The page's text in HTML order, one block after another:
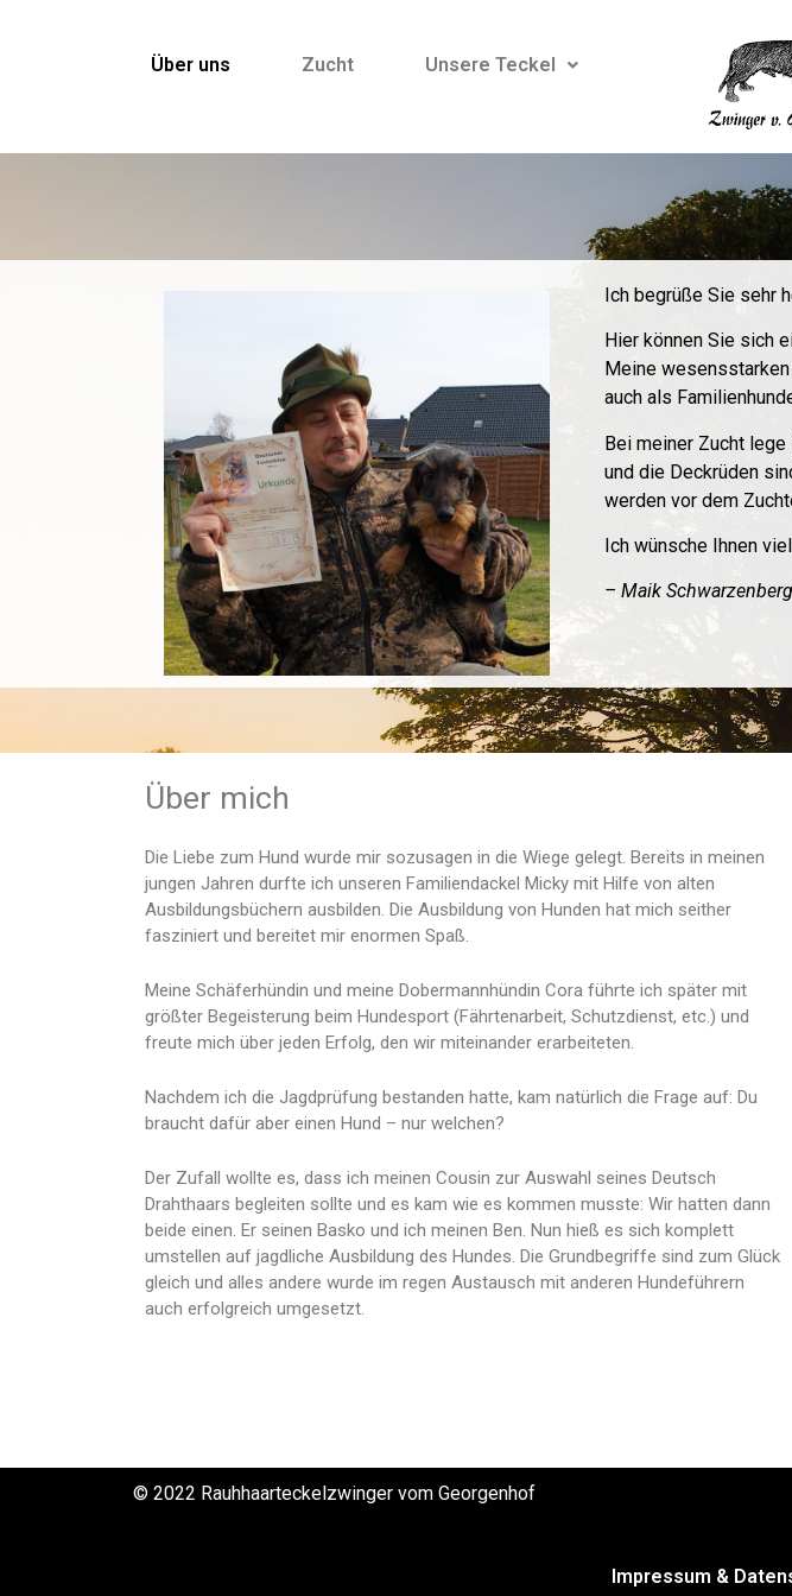
Über uns Zucht Unsere Teckel
Ich begrüße Sie sehr
Hier können Sie sich
Meine
auch als
Bei meiner Zucht
und die Deckrüden
werden vor dem
Ich wünsche Ihnen
– Maik Schwarzenberg
Über mich
Die Liebe zum Hund wurde mir sozusagen in die Wiege gelegt. Bereits in meinen
jungen Jahren durfte ich unseren Familiendackel Micky mit Hilfe von alten
Ausbildungsbüchern ausbilden. Die Ausbildung von Hunden hat mich seither
fasziniert und bereitet mir enormen Spaß.
Meine Schäferhündin und meine Dobermannhündin Cora führte ich später mit
größter Begeisterung beim Hundesport (Fährtenarbeit, Schutzdienst, etc.) und
freute mich über jeden Erfolg, den wir miteinander erarbeiteten.
Nachdem ich die Jagdprüfung bestanden hatte, kam natürlich die Frage auf: Du
braucht dafür aber einen Hund – nur welchen?
Der Zufall wollte es, dass ich meinen Cousin zur Auswahl seines Deutsch
Drahthaars begleiten sollte und es kam wie es kommen musste: Wir hatten dann
beide einen. Er seinen Basko und ich meinen Ben. Nun hieß es sich komplett
umstellen auf jagdliche Ausbildung des Hundes. Die Grundbegriffe sind zum Glück
gleich und alles andere wurde im regen Austausch mit anderen Hundeführern
auch erfolgreich umgesetzt.
© 2022 Rauhhaarteckelzwinger vom Georgenhof
Impressum &